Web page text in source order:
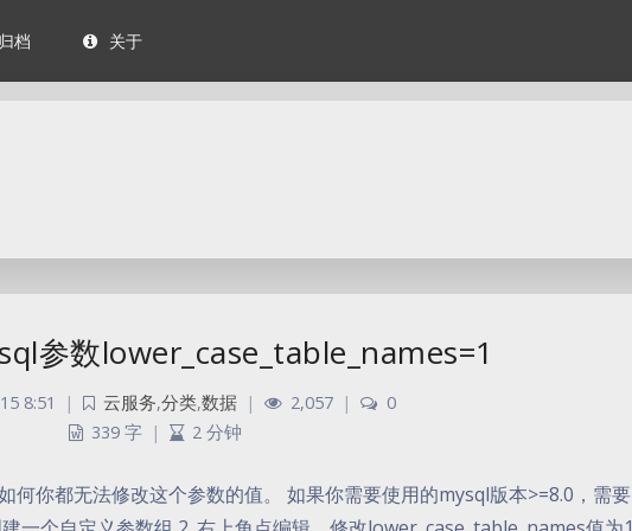
归档 关于
参数lower_case_table_names=1
8:51 | 云服务,分类,数据 | 2,057 |
0
339 字 | 2 分钟
何你都无法修改这个参数的值。 如果你需要使用的mysql版本>=8.0，需要